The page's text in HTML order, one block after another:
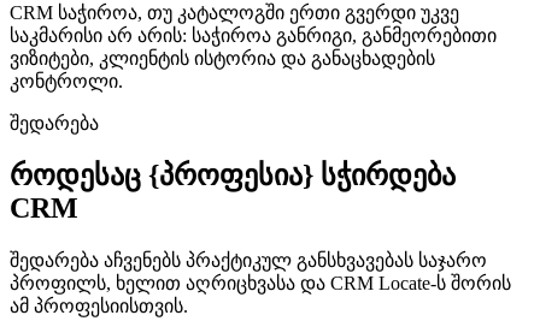
CRM საჭიროა, თუ კატალოგში ერთი გვერდი უკვე
საკმარისი არ არის: საჭიროა განრიგი, განმეორებითი
ვიზიტები, კლიენტის ისტორია და განაცხადების
კონტროლი.
შედარება
როდესაც {პროფესია} სჭირდება
CRM
შედარება აჩვენებს პრაქტიკულ განსხვავებას საჯარო
პროფილს, ხელით აღრიცხვასა და CRM Locate-ს შორის
ამ პროფესიისთვის.